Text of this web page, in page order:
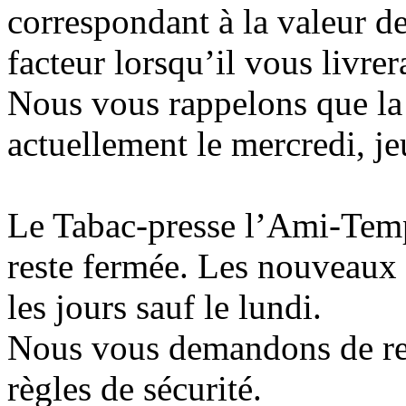
correspondant à la valeur
facteur lorsqu’il vous
Nous vous rappelons que
actuellement le mercredi,
Le Tabac-presse l’Ami-
reste fermée. Les
les jours sauf le lundi.
Nous vous demandons de
règles de sécurité.